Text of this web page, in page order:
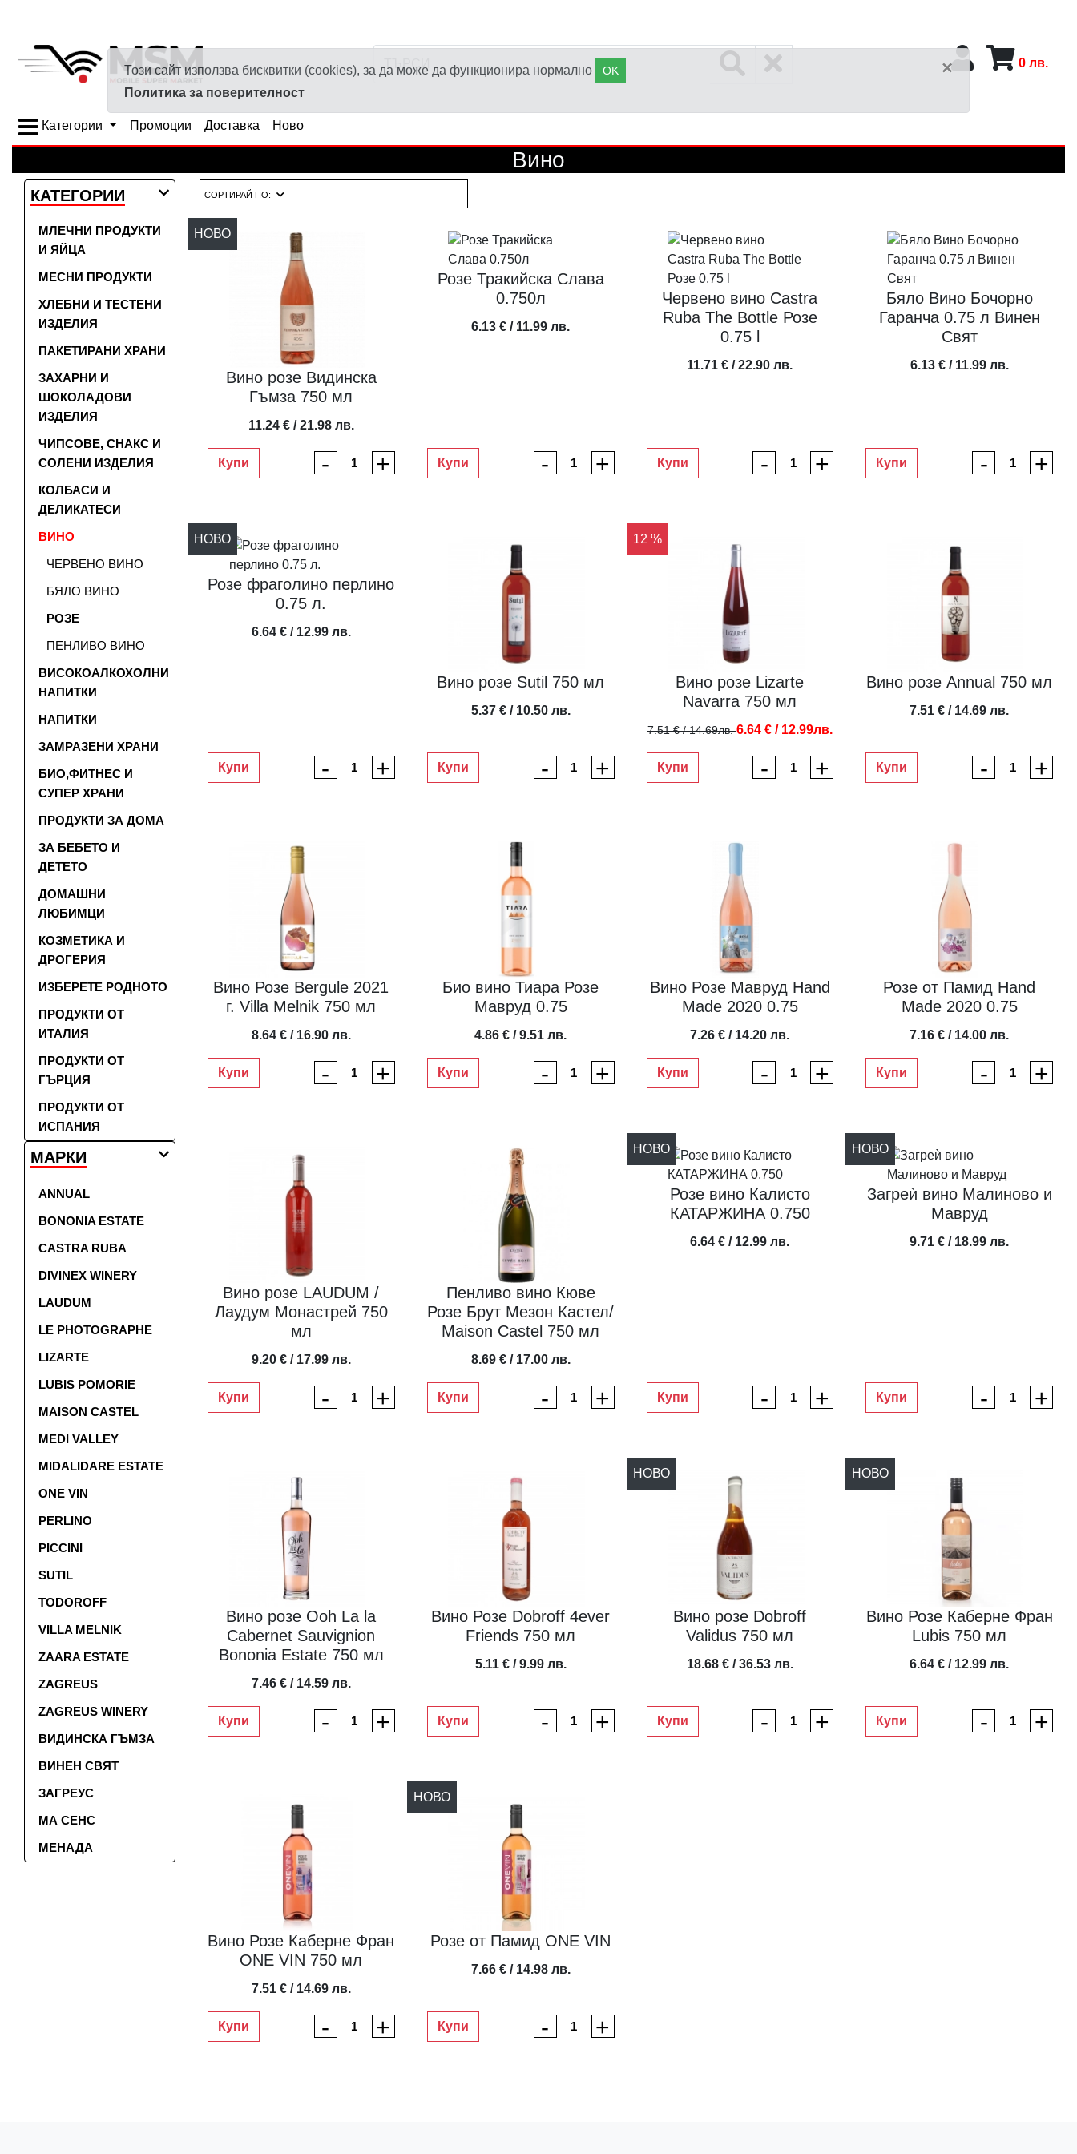
0 лв.
Категории Промоции Доставка Ново
Вино
×
Този сайт използва бисквитки (cookies), за да може да функционира нормално OK
Политика за поверителност
КАТЕГОРИИ
МЛЕЧНИ ПРОДУКТИ
И ЯЙЦА
МЕСНИ ПРОДУКТИ
ХЛЕБНИ И ТЕСТЕНИ
ИЗДЕЛИЯ
ПАКЕТИРАНИ ХРАНИ
ЗАХАРНИ И
ШОКОЛАДОВИ
ИЗДЕЛИЯ
ЧИПСОВЕ, СНАКС И
СОЛЕНИ ИЗДЕЛИЯ
КОЛБАСИ И
ДЕЛИКАТЕСИ
ВИНО
ЧЕРВЕНО ВИНО
БЯЛО ВИНО
РОЗЕ
ПЕНЛИВО ВИНО
ВИСОКОАЛКОХОЛНИ
НАПИТКИ
НАПИТКИ
ЗАМРАЗЕНИ ХРАНИ
БИО,ФИТНЕС И
СУПЕР ХРАНИ
ПРОДУКТИ ЗА ДОМА
ЗА БЕБЕТО И
ДЕТЕТО
ДОМАШНИ
ЛЮБИМЦИ
КОЗМЕТИКА И
ДРОГЕРИЯ
ИЗБЕРЕТЕ РОДНОТО
ПРОДУКТИ ОТ
ИТАЛИЯ
ПРОДУКТИ ОТ
ГЪРЦИЯ
ПРОДУКТИ ОТ
ИСПАНИЯ
МАРКИ
ANNUAL
BONONIA ESTATE
CASTRA RUBA
DIVINEX WINERY
LAUDUM
LE PHOTOGRAPHE
LIZARTE
LUBIS POMORIE
MAISON CASTEL
MEDI VALLEY
MIDALIDARE ESTATE
ONE VIN
PERLINO
PICCINI
SUTIL
TODOROFF
VILLA MELNIK
ZAARA ESTATE
ZAGREUS
ZAGREUS WINERY
ВИДИНСКА ГЪМЗА
ВИНЕН СВЯТ
ЗАГРЕУС
МА СЕНС
МЕНАДА
СОРТИРАЙ ПО:
НОВО
Вино розе Видинска
Гъмза 750 мл
11.24 € / 21.98 лв.
Купи - +
Розе Тракийска Слава
0.750л
6.13 € / 11.99 лв.
Купи - +
Червено вино Castra
Ruba The Bottle Розе
0.75 l
11.71 € / 22.90 лв.
Купи - +
Бяло Вино Бочорно
Гаранча 0.75 л Винен
Свят
6.13 € / 11.99 лв.
Купи - +
НОВО
Розе фраголино перлино
0.75 л.
6.64 € / 12.99 лв.
Купи - +
Вино розе Sutil 750 мл
5.37 € / 10.50 лв.
Купи - +
12 %
Вино розе Lizarte
Navarra 750 мл
7.51 € / 14.69лв.6.64 € / 12.99лв.
Купи - +
Вино розе Annual 750 мл
7.51 € / 14.69 лв.
Купи - +
Вино Розе Bergule 2021
г. Villa Melnik 750 мл
8.64 € / 16.90 лв.
Купи - +
Био вино Тиара Розе
Мавруд 0.75
4.86 € / 9.51 лв.
Купи - +
Вино Розе Мавруд Hand
Made 2020 0.75
7.26 € / 14.20 лв.
Купи - +
Розе от Памид Hand
Made 2020 0.75
7.16 € / 14.00 лв.
Купи - +
Вино розе LAUDUM /
Лаудум Монастрей 750
мл
9.20 € / 17.99 лв.
Купи - +
Пенливо вино Кюве
Розе Брут Мезон Кастел/
Maison Castel 750 мл
8.69 € / 17.00 лв.
Купи - +
НОВО
Розе вино Калисто
КАТАРЖИНА 0.750
6.64 € / 12.99 лв.
Купи - +
НОВО
Загреѝ вино Малиново и
Мавруд
9.71 € / 18.99 лв.
Купи - +
Вино розе Ooh La la
Cabernet Sauvignion
Bononia Estate 750 мл
7.46 € / 14.59 лв.
Купи - +
Вино Розе Dobroff 4ever
Friends 750 мл
5.11 € / 9.99 лв.
Купи - +
НОВО
Вино розе Dobroff
Validus 750 мл
18.68 € / 36.53 лв.
Купи - +
НОВО
Вино Розе Каберне Фран
Lubis 750 мл
6.64 € / 12.99 лв.
Купи - +
Вино Розе Каберне Фран
ONE VIN 750 мл
7.51 € / 14.69 лв.
Купи - +
НОВО
Розе от Памид ONE VIN
7.66 € / 14.98 лв.
Купи - +